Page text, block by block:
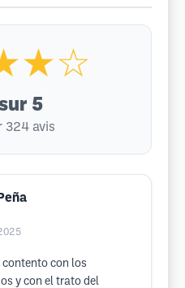
5
324 avis
contento con los
y con el trato del